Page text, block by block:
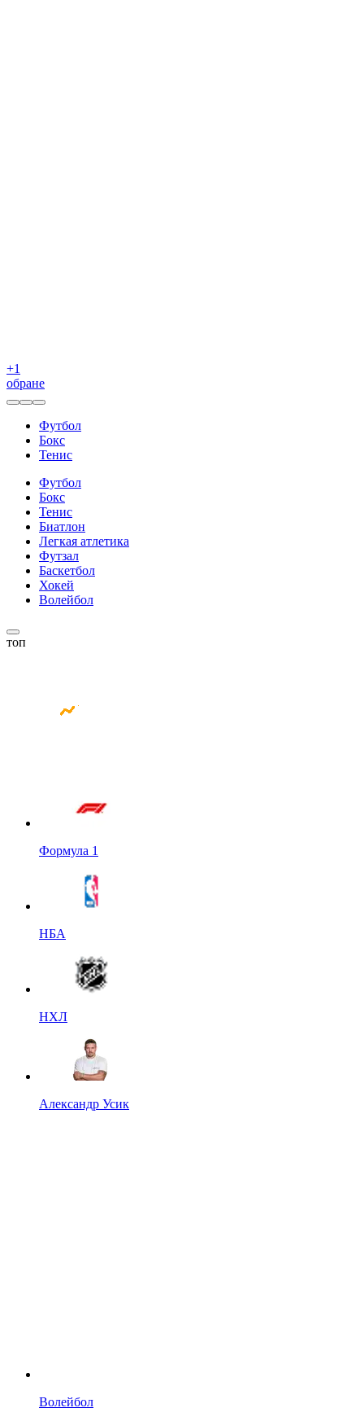
+1
обране
Футбол
Бокс
Тенис
Футбол
Бокс
Тенис
Биатлон
Легкая атлетика
Футзал
Баскетбол
Хокей
Волейбол
топ
Формула 1
НБА
НХЛ
Александр Усик
Волейбол